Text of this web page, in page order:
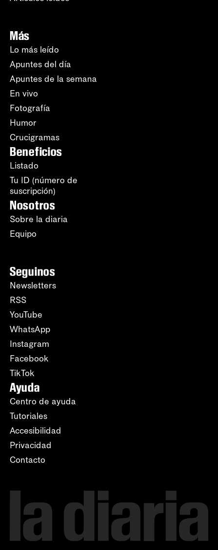
Más
Lo más leído
Apuntes del día
Apuntes de la semana
En vivo
Fotografía
Humor
Crucigramas
Beneficios
Listado
Tu ID (número de
suscripción)
Nosotros
Sobre la diaria
Equipo
Seguinos
Newsletters
RSS
YouTube
WhatsApp
Instagram
Facebook
TikTok
Ayuda
Centro de ayuda
Tutoriales
Accesibilidad
Privacidad
Contacto